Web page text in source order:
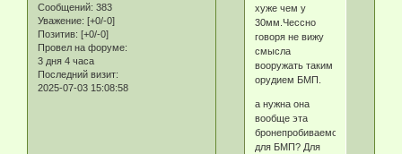
Сообщений: 383
Уважение: [+0/-0]
Позитив: [+0/-0]
Провел на форуме:
3 дня 4 часа
Последний визит:
2025-07-03 15:08:58
хуже чем у
30мм.Чессно
говоря не вижу
смысла
вооружать таким
орудием БМП.
а нужна она
вообще эта
бронепробиваемость
для БМП? Для